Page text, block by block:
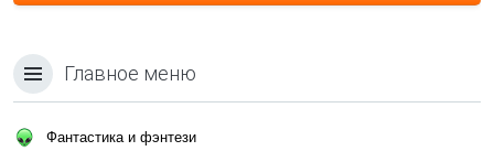
Главное меню
Фантастика и фэнтези